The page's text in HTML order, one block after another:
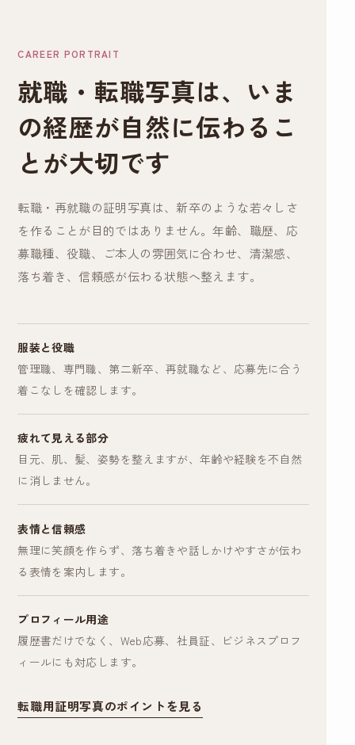
CAREER PORTRAIT
就職・転職写真は、いま
の経歴が自然に伝わるこ
とが大切です
転職・再就職の証明写真は、新卒のような若々しさ
を作ることが目的ではありません。年齢、職歴、応
募職種、役職、ご本人の雰囲気に合わせ、清潔感、
落ち着き、信頼感が伝わる状態へ整えます。
服装と役職
管理職、専門職、第二新卒、再就職など、応募先に合う
着こなしを確認します。
疲れて見える部分
目元、肌、髪、姿勢を整えますが、年齢や経験を不自然
に消しません。
表情と信頼感
無理に笑顔を作らず、落ち着きや話しかけやすさが伝わ
る表情を案内します。
プロフィール用途
履歴書だけでなく、Web応募、社員証、ビジネスプロフ
ィールにも対応します。
転職用証明写真のポイントを見る